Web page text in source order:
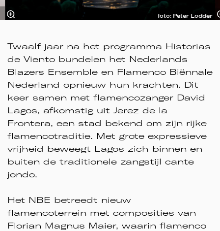
foto: Peter Lodder
Twaalf jaar na het programma Historias
de Viento bundelen het Nederlands
Blazers Ensemble en Flamenco Biënnale
Nederland opnieuw hun krachten. Dit
keer samen met flamencozanger David
Lagos, afkomstig uit Jerez de la
Frontera, een stad bekend om zijn rijke
flamencotraditie. Met grote expressieve
vrijheid beweegt Lagos zich binnen en
buiten de traditionele zangstijl cante
jondo.
Het NBE betreedt nieuw
flamencoterrein met composities van
Florian Magnus Maier, waarin flamenco